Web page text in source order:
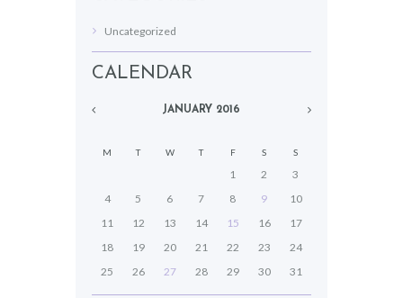
Uncategorized
CALENDAR
JANUARY 2016
M T W T F S S
1 2
3
4
5 6 7 8 9
10
11
12 13 14 15 16
17
18
19 20 21 22 23
24
25
26 27 28 29 30 31